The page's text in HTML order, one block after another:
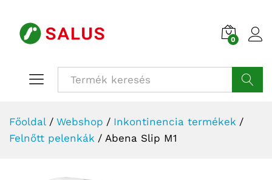
0
Főoldal / Webshop / Inkontinencia termékek /
Felnőtt pelenkák / Abena Slip M1